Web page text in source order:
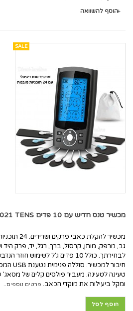
הוסף להשוואה
SALE
מכשיר טנס חדיש עם 10 פדים D6021 TENS *במלאי מיידי*
מכשיר להקלת
לבחירתך. כולל 10 פדים ג'ל לשימוש
טעינה לטעינה. מעביר פולסים קלים של
ומקל ביעילות את מוקדי הכאב. פרטים נוספים..
הוסף לסל